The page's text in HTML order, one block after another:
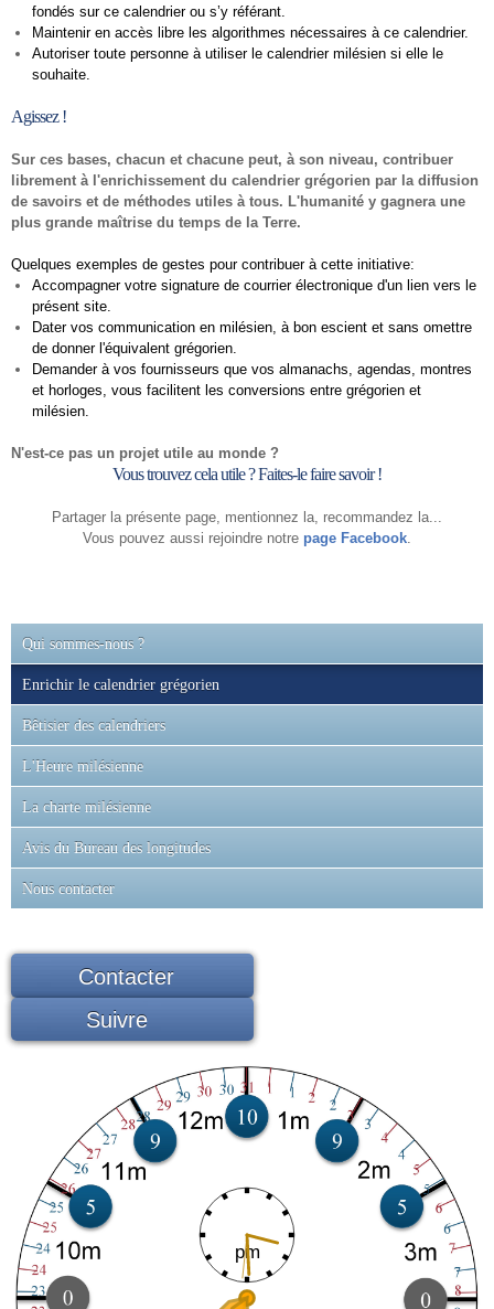
Qui sommes-nous ?
Enrichir le calendrier grégorien
Bêtisier des calendriers
L'Heure milésienne
La charte milésienne
Avis du Bureau des longitudes
Nous contacter
Contacter
Suivre
pm
fondés sur ce calendrier ou s’y référant.
Maintenir en accès libre les algorithmes nécessaires à ce calendrier.
Autoriser toute personne à utiliser le calendrier milésien si elle le
souhaite.
Agissez !
Sur ces bases, chacun et chacune peut, à son niveau, contribuer
librement à l'enrichissement du calendrier grégorien par la diffusion
de savoirs et de méthodes utiles à tous. L'humanité y gagnera une
plus grande maîtrise du temps de la Terre.
Quelques exemples de gestes pour contribuer à cette initiative:
Accompagner votre signature de courrier électronique d'un lien vers le
présent site.
Dater vos communication en milésien, à bon escient et sans omettre
de donner l'équivalent grégorien.
Demander à vos fournisseurs que vos almanachs, agendas, montres
et horloges, vous facilitent les conversions entre grégorien et
milésien.
N'est-ce pas un projet utile au monde ?
Vous trouvez cela utile ? Faites-le faire savoir !
Partager la présente page, mentionnez la, recommandez la...
Vous pouvez aussi rejoindre notre page Facebook.